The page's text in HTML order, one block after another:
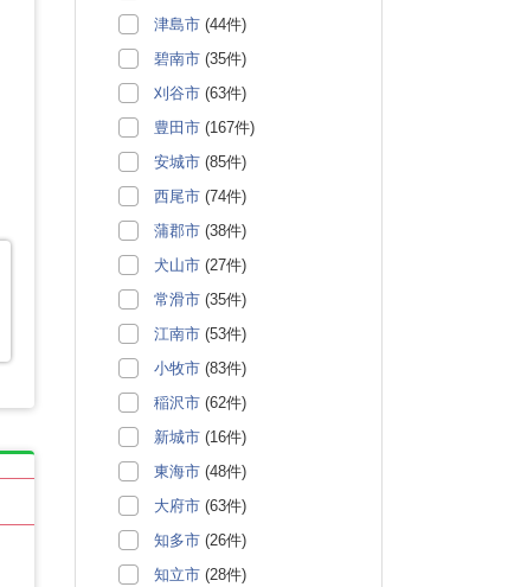
津島市 (44件)
碧南市 (35件)
刈谷市 (63件)
豊田市 (167件)
安城市 (85件)
西尾市 (74件)
蒲郡市 (38件)
犬山市 (27件)
常滑市 (35件)
江南市 (53件)
小牧市 (83件)
稲沢市 (62件)
新城市 (16件)
東海市 (48件)
大府市 (63件)
知多市 (26件)
知立市 (28件)